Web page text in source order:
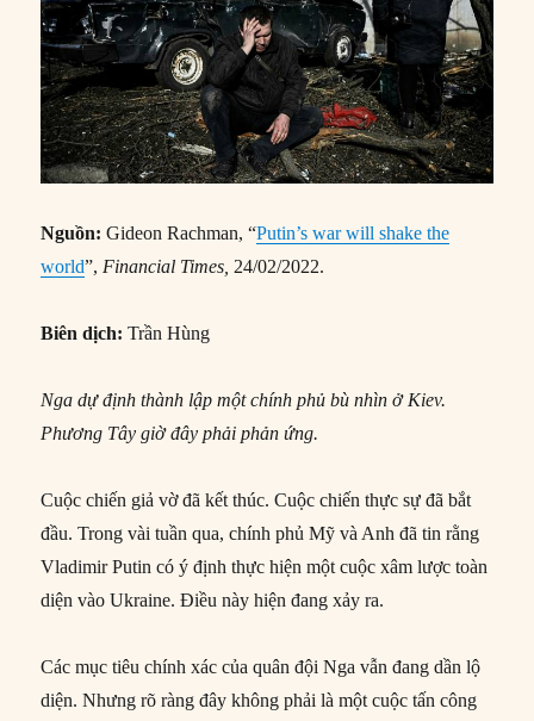
Nguồn: Gideon Rachman, “Putin’s war will shake the
world”, Financial Times, 24/02/2022.
Biên dịch:Trần Hùng
Nga dự định thành lập một chính phủ bù nhìn ở Kiev.
Phương Tây giờ đây phải phản ứng.
Cuộc chiến giả vờ đã kết thúc. Cuộc chiến thực sự đã bắt
đầu. Trong vài tuần qua, chính phủ Mỹ và Anh đã tin rằng
Vladimir Putin có ý định thực hiện một cuộc xâm lược toàn
diện vào Ukraine. Điều này hiện đang xảy ra.
Các mục tiêu chính xác của quân đội Nga vẫn đang dần lộ
diện. Nhưng rõ ràng đây không phải là một cuộc tấn công